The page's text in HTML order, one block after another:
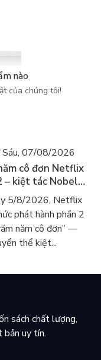
nào
của chúng tôi!
Sáu, 07/08/2026
cô đơn Netflix
– kiệt tác Nobel
ảnh, dòng
đọc lại García
5/8/2026, Netflix
phát hành phần 2
năm cô đơn” —
thể kiệt...
sách chất lượng,
bản uy tín.